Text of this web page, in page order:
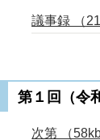
議事録 （
第１回（令
次第 （